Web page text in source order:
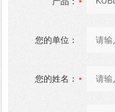
您的单位：
您的姓名：